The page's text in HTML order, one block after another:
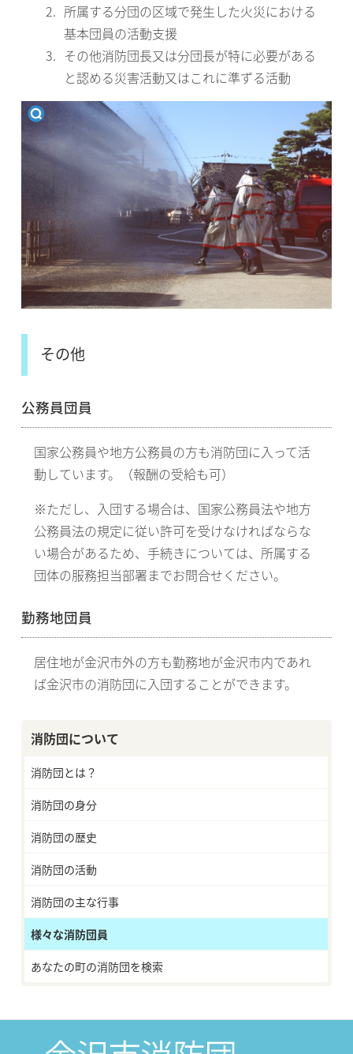
所属する分団の区域で発生した火災における
基本団員の活動支援
その他消防団長又は分団長が特に必要がある
と認める災害活動又はこれに準ずる活動
その他
公務員団員
国家公務員や地方公務員の方も消防団に入って活
動しています。（報酬の受給も可）
※ただし、入団する場合は、国家公務員法や地方
公務員法の規定に従い許可を受けなければならな
い場合があるため、手続きについては、所属する
団体の服務担当部署までお問合せください。
勤務地団員
居住地が金沢市外の方も勤務地が金沢市内であれ
ば金沢市の消防団に入団することができます。
消防団について
消防団とは？
消防団の身分
消防団の歴史
消防団の活動
消防団の主な行事
様々な消防団員
あなたの町の消防団を検索